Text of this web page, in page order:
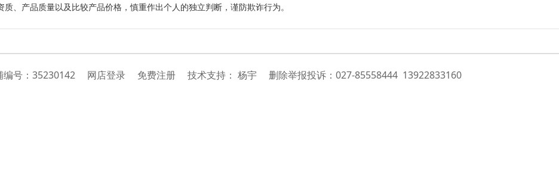
、产品质量以及比较产品价格，慎重作出个人的独立判断，谨防欺诈行为。
号： 35230142 网店登录 免费注册 技术支持： 杨宇 删除举报投诉：027-85558444 13922833160